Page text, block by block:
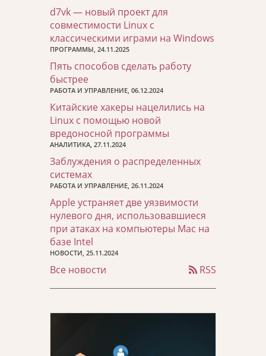
d7vk — новый проект для
совместимости Linux с
классическими играми на Windows
ПРОГРАММЫ, 24.11.2025
Пять способов сделать работу
быстрее
РАБОТА И УПРАВЛЕНИЕ, 06.12.2024
Китайские хакеры нацелились на
Linux с помощью новой
вредоносной программы
АНАЛИТИКА, 27.11.2024
Заблуждения о распределенных
системах
РАБОТА И УПРАВЛЕНИЕ, 26.11.2024
Apple устраняет две уязвимости
нулевого дня, использовавшиеся
при атаках на компьютеры Mac на
базе Intel
НОВОСТИ, 25.11.2024
Все новости RSS